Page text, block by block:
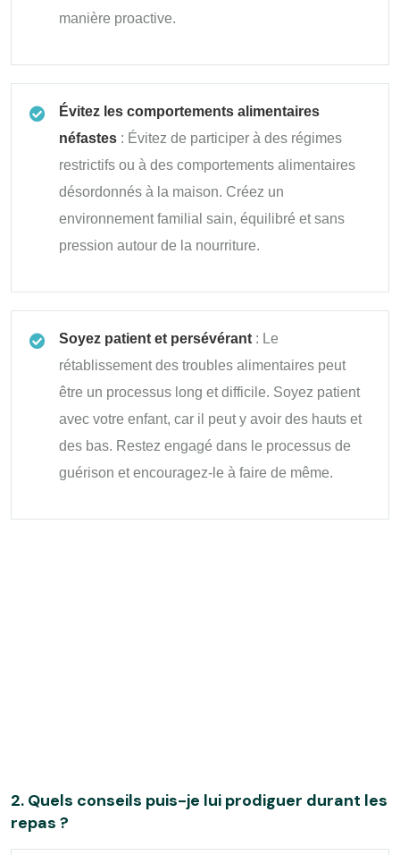
manière proactive.
Évitez les comportements alimentaires
néfastes : Évitez de participer à des régimes
restrictifs ou à des comportements alimentaires
désordonnés à la maison. Créez un
environnement familial sain, équilibré et sans
pression autour de la nourriture.
Soyez patient et persévérant : Le
rétablissement des troubles alimentaires peut
être un processus long et difficile. Soyez patient
avec votre enfant, car il peut y avoir des hauts et
des bas. Restez engagé dans le processus de
guérison et encouragez-le à faire de même.
2. Quels conseils puis-je lui prodiguer durant les
repas ?